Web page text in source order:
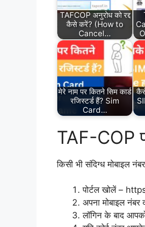
TAFCOP अनुरोध को रद्द
कैसे करें? (How to
Cancel…
मेरे नाम पर कितने सिम कार्ड
रजिस्टर्ड हैं? Sim
Card…
TAF-COP
किसी भी संदिग्ध मोबाइल
पोर्टल खोलें –
अपना मोबाइल
लॉगिन के बाद